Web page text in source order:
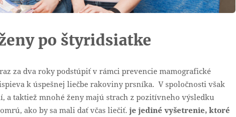
po štyridsiatke
za dva roky podstúpiť v rámci prevencie mamografické
k úspešnej liečbe rakoviny prsníka. V spoločnosti však
a taktiež mnohé ženy majú strach z pozitívneho výsledku
ako by sa mali dať včas liečiť. je jediné vyšetrenie, ktoré